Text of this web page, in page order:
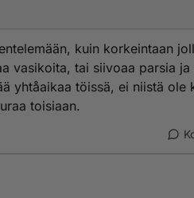
kuin korkeintaan
vasikoita, tai siivoaa parsia ja
yhtåaikaa töissä, ei niistä ole
toisiaan.